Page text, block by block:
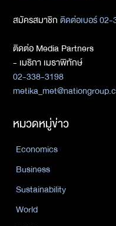
สมัครสมาชิกติดต่อเบอร์
ติดต่อ Media Partners
- เมธิกา เมธาพิทักษ์
02-338-3198
หมวดหมู่ข่าว
Economics
Business
Sustainability
World